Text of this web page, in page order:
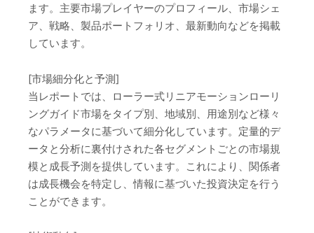
ます。主要市場プレイヤーのプロフィール、市場シェ
ア、戦略、製品ポートフォリオ、最新動向などを掲載
しています。
[市場細分化と予測]
当レポートでは、ローラー式リニアモーションローリ
ングガイド市場をタイプ別、地域別、用途別など様々
なパラメータに基づいて細分化しています。定量的デ
ータと分析に裏付けされた各セグメントごとの市場規
模と成長予測を提供しています。これにより、関係者
は成長機会を特定し、情報に基づいた投資決定を行う
ことができます。